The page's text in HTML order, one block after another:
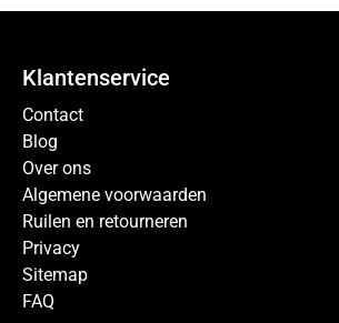
Klantenservice
Contact
Blog
Over ons
Algemene voorwaarden
Ruilen en retourneren
Privacy
Sitemap
FAQ